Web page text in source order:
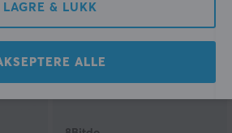
LAGRE & LUKK
ALLE